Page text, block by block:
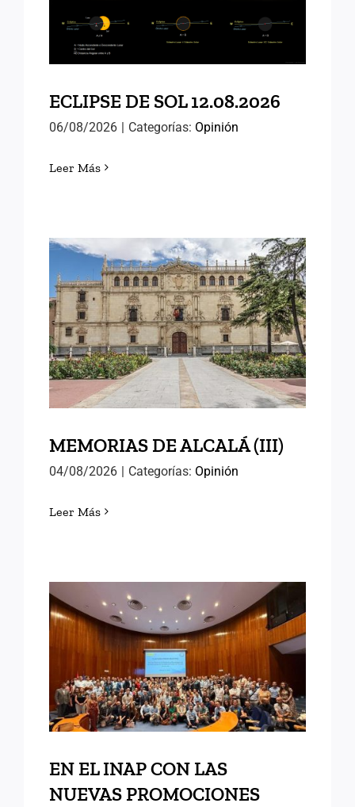
ECLIPSE DE SOL 12.08.2026
06/08/2026 | Categorías: Opinión
Leer Más
MEMORIAS DE ALCALÁ
(III)
MEMORIAS DE ALCALÁ (III)
04/08/2026 | Categorías: Opinión
Leer Más
EN EL INAP CON LAS
NUEVAS PROMOCIONES
DE FUNCIONARIOS
EN EL INAP CON LAS
NUEVAS PROMOCIONES